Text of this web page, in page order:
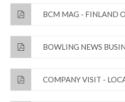
BCM MAG - FINLAND
BOWLING NEWS
COMPANY VISIT -